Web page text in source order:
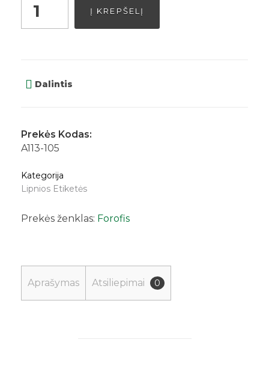
Į KREPŠELĮ
Dalintis
Prekės Kodas:
A113-105
Kategorija
Lipnios Etiketės
Prekės ženklas: Forofis
Aprašymas Atsiliepimai 0